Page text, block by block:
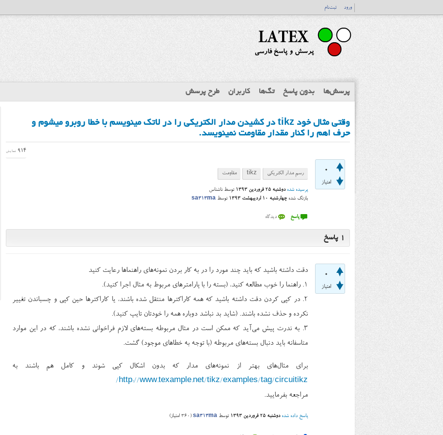
ورود ثبت‌نام
پرسش‌ها بدون پاسخ تگ‌ها کاربران طرح پرسش
وقتی مثال خود tikz در کشیدن مدار الکتریکی را در لاتک مینویسم با خطا روبرو میشوم و
حرف اهم را کنار مقدار مقاومت نمینویسد.
0
امتیاز
914 نمایش
رسم مدار الکتریکی tikz مقاومت
پرسیده شده دوشنبه ۲۵ فروردین ۱۳۹۳ توسط ناشناس
بازتگ شده چهارشنبه ۱۰ اردیبهشت ۱۳۹۳ توسط sa313ma
1 پاسخ
0
امتیاز
دقت داشته باشید که باید چند مورد را در به کار بردن نمونه‌های راهنماها رعایت کنید
۱. راهنما را خوب مطالعه کنید، (بسته را با پارامترهای مربوط به مثال‌‌ اجرا کنید).
۲. در کپی کردن دقت داشته باشید که همه کاراکترها منتقل شده باشند، یا کاراکترها حین کپی و چسباندن تغییر
نکرده و حذف نشده باشند. (شاید بد نباشد دوباره همه را خودتان تایپ کنید).
۳. به ندرت پیش می‌آید که ممکن است در مثال مربوطه بسته‌های لازم فراخوانی نشده باشند، که در این موارد
متاسفانه باید دنبال بسته‌های مربوطه (با توجه به خطاهای موجود) گشت.
برای مثال‌های بهتر از نمونه‌های مدار که بدون اشکال کپی شوند و کامل هم باشند به
http://www.texample.net/tikz/examples/tag/circuitikz/
مراجعه بفرمایید.
پاسخ داده شده دوشنبه ۲۵ فروردین ۱۳۹۳ توسط sa313ma
(
360 امتیاز)